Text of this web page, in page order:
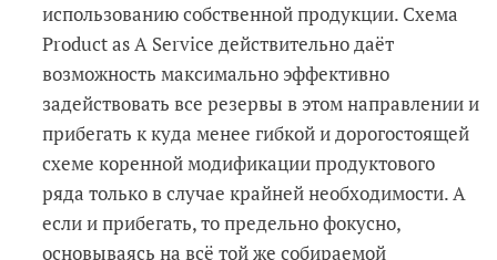
использованию собственной продукции. Схема
Product as A Service действительно даёт
возможность максимально эффективно
задействовать все резервы в этом направлении и
прибегать к куда менее гибкой и дорогостоящей
схеме коренной модификации продуктового
ряда только в случае крайней необходимости. А
если и прибегать, то предельно фокусно,
основываясь на всё той же собираемой